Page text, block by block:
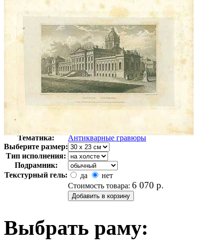
Тематика:
Антикварные гравюры
Выберите размер:
Тип исполнения:
Подрамник:
Текстурный гель:
да
нет
Стоимость товара: 6 070 р.
Выбрать раму: